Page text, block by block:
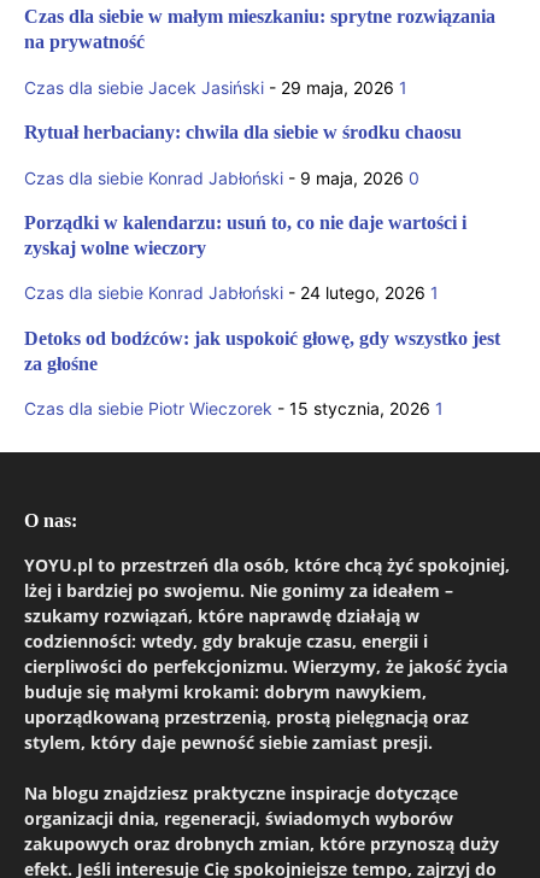
Czas dla siebie w małym mieszkaniu: sprytne rozwiązania
na prywatność
Czas dla siebie Jacek Jasiński - 29 maja, 2026 1
Rytuał herbaciany: chwila dla siebie w środku chaosu
Czas dla siebie Konrad Jabłoński - 9 maja, 2026 0
Porządki w kalendarzu: usuń to, co nie daje wartości i
zyskaj wolne wieczory
Czas dla siebie Konrad Jabłoński - 24 lutego, 2026 1
Detoks od bodźców: jak uspokoić głowę, gdy wszystko jest
za głośne
Czas dla siebie Piotr Wieczorek - 15 stycznia, 2026 1
O nas:
YOYU.pl to przestrzeń dla osób, które chcą żyć spokojniej,
lżej i bardziej po swojemu. Nie gonimy za ideałem –
szukamy rozwiązań, które naprawdę działają w
codzienności: wtedy, gdy brakuje czasu, energii i
cierpliwości do perfekcjonizmu. Wierzymy, że jakość życia
buduje się małymi krokami: dobrym nawykiem,
uporządkowaną przestrzenią, prostą pielęgnacją oraz
stylem, który daje pewność siebie zamiast presji.
Na blogu znajdziesz praktyczne inspiracje dotyczące
organizacji dnia, regeneracji, świadomych wyborów
zakupowych oraz drobnych zmian, które przynoszą duży
efekt. Jeśli interesuje Cię spokojniejsze tempo, zajrzyj do